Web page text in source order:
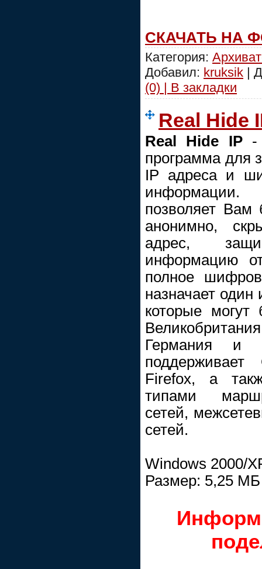
СКАЧАТЬ НА
Категория:
Добавил: kruksik |
(0) | В закладки
Real Hide
Real Hide IP -
программа для
IP адреса и
позволяет Вам
анонимно,
адрес,
информацию
полное
назначает
которые могут
Германия и
Firefox, а
типами
сетей,
сетей.
Windows 2000/
Размер: 5,25 МБ